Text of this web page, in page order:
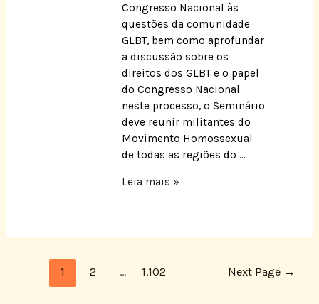
Congresso Nacional às
questões da comunidade
GLBT, bem como aprofundar
a discussão sobre os
direitos dos GLBT e o papel
do Congresso Nacional
neste processo, o Seminário
deve reunir militantes do
Movimento Homossexual
de todas as regiões do …
Leia mais »
1 2 … 1.102 Next Page →